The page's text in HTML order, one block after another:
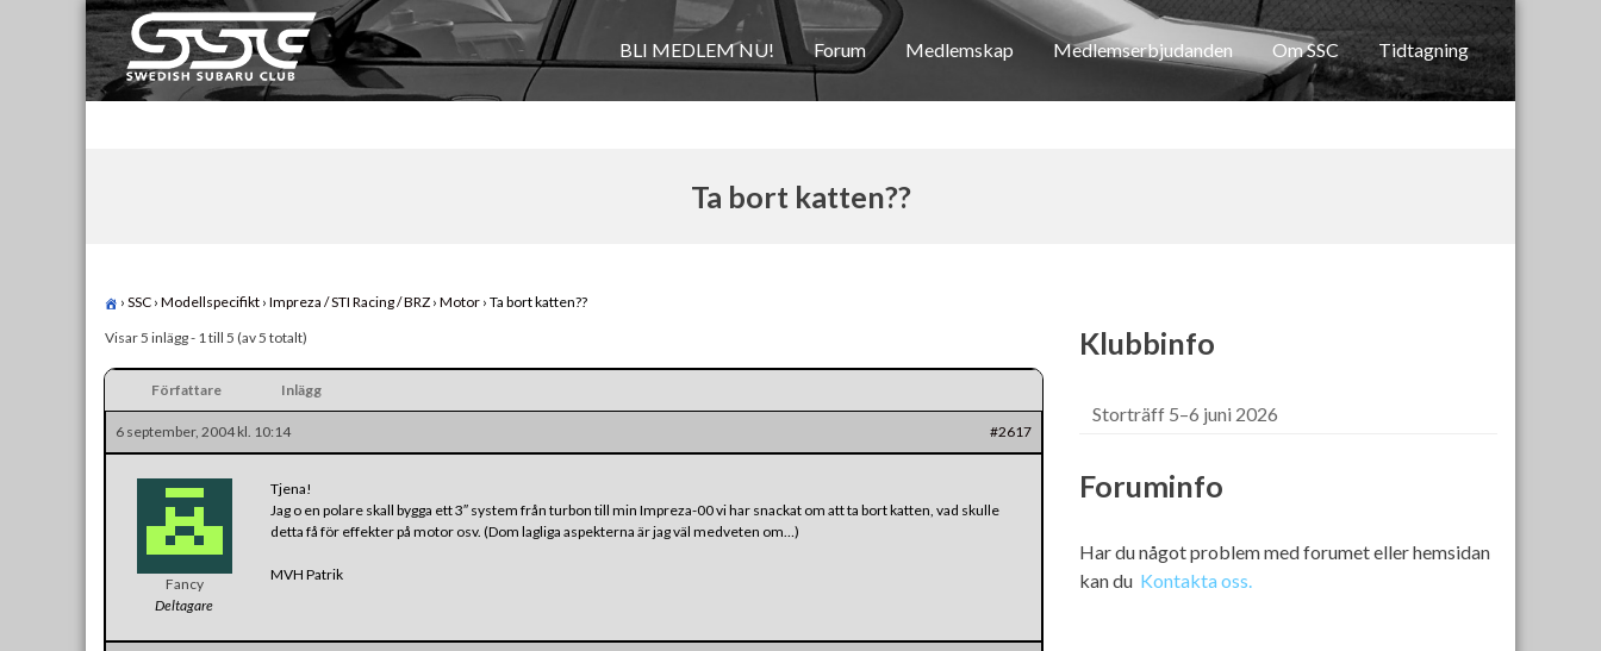
Skip
to
content
Swedish Subaru Club
För oss som älskar Subaru!
BLI MEDLEM NU! Forum Medlemskap Medlemserbjudanden Om SSC Tidtagning
Ta bort katten??
› SSC › Modellspecifikt › Impreza / STI Racing / BRZ › Motor › Ta bort katten??
Visar 5 inlägg - 1 till 5 (av 5 totalt)
Författare Inlägg
6 september, 2004 kl. 10:14 #2617
Fancy
Deltagare
Tjena!
Jag o en polare skall bygga ett 3″ system från turbon till min Impreza-00 vi har snackat om att ta bort katten, vad skulle
detta få för effekter på motor osv. (Dom lagliga aspekterna är jag väl medveten om…)
MVH Patrik
Klubbinfo
Storträff 5–6 juni 2026
Foruminfo
Har du något problem med forumet eller hemsidan
kan du Kontakta oss.